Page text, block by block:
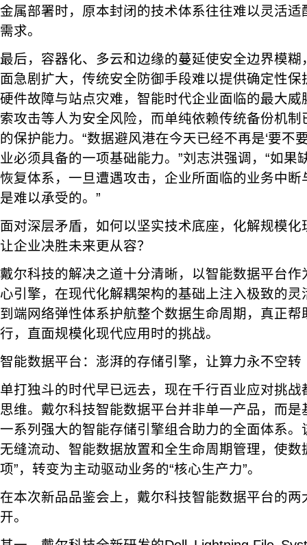
金属部署时，原本封闭的技术体系往往难以灵活
需求。
最后，容器化、多云和边缘的蔓延使安全边界模
面急剧扩大，传统安全防御手段难以提供确定性
硬件故障与站点灾难，智能时代企业面临的最大
索攻击等人为安全风险，而单纯依赖传统备份机
的保护能力。“数据避风港在今天已经不再是‘要不
业必须具备的一项基础能力。”刘志洪强调，“如果
恢复体系，一旦遭遇攻击，企业所面临的业务中
是难以承受的。”
面对深层矛盾，如何以坚实技术底座，化解规模
让企业决胜未来更从容？
戴尔科技的解决之道十分清晰，以智能数据平台
心引擎，在现代化解耦架构的基础上注入极致的
到端网络弹性体系护航整个数据生命周期，真正
行，直面规模化现代应用时的挑战。
智能数据平台：澎湃的存储引擎，让算力永不空转
单打独斗的时代早已远去，现在千行百业应对挑
思维。戴尔科技智能数据平台并非单一产品，而
一系列强大的智能存储引擎组合助力的全面体系
无缝流动、智能数据放置和全生命周期管理，使数
项”，转变为主动驱动业务的“核心生产力”。
在本次新品品鉴会上，戴尔科技智能数据平台的
开。